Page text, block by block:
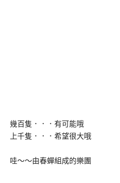
幾百隻．．．有可能哦
上千隻．．．希望很大哦
哇～～由春蟬組成的樂團